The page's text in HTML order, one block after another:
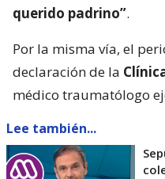
querido padrino”.
Por la misma vía, el
declaración de la
médico traumatólogo
Lee también...